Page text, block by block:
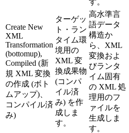
Create New
XML
Transformation
(bottomup),
Compiled (新
規 XML 変換
の作成 (ボト
ムアップ)、
コンパイル済
み)
ターゲッ
ト・ラン
タイム環
境用の
XML 変
換成果物
(コンパ
イル済
み) を作
成しま
す。
高水準言
語データ
構造か
ら、XML
変換およ
びランタ
イム固有
の XML 処
理用のフ
ァイルを
生成しま
す。